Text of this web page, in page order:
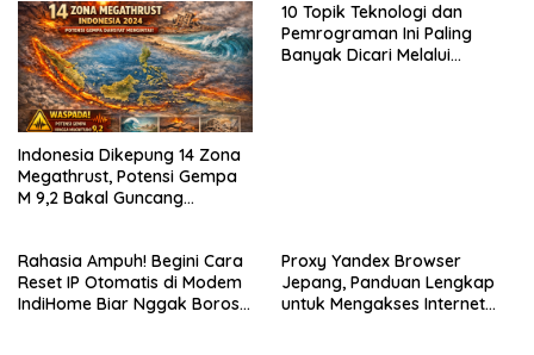
Indonesia Dikepung 14 Zona
Megathrust, Potensi Gempa
M 9,2 Bakal Guncang
10 Topik Teknologi dan
Pemrograman Ini Paling
Banyak Dicari Melalui
Rahasia Ampuh! Begini Cara
Reset IP Otomatis di Modem
IndiHome Biar Nggak Boros
Proxy Yandex Browser
Jepang, Panduan Lengkap
untuk Mengakses Internet